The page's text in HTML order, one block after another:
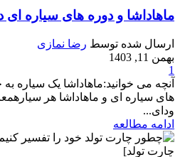
ماهاداشا و دوره های سیاره
ارسال شده توسط رضا نمازی
بهمن 11, 1403
1
آنچه می خوانید:ماهاداشا یک سیاره
های سیاره ای و ماهاداشا هر
ودای...
ادامه مطالعه